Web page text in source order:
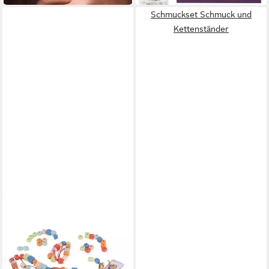
Schmuckset Schmuck und
Kettenständer